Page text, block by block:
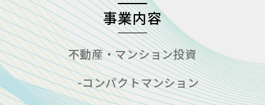
事業内容
不動産・マンション投資
-コンパクトマンション